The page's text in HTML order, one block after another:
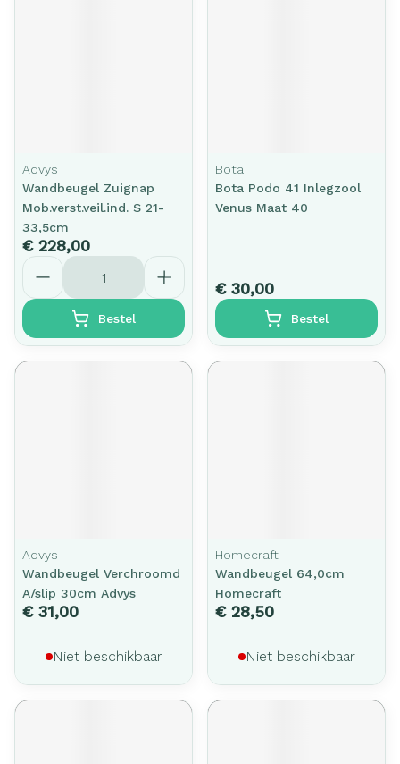
Advys
Wandbeugel Zuignap
Mob.verst.veil.ind. S 21-
33,5cm
€ 228,00
Aantal
Bestel
Bota
Bota Podo 41 Inlegzool
Venus Maat 40
€ 30,00
Bestel
Advys
Wandbeugel Verchroomd
A/slip 30cm Advys
€ 31,00
Niet beschikbaar
Homecraft
Wandbeugel 64,0cm
Homecraft
€ 28,50
Niet beschikbaar